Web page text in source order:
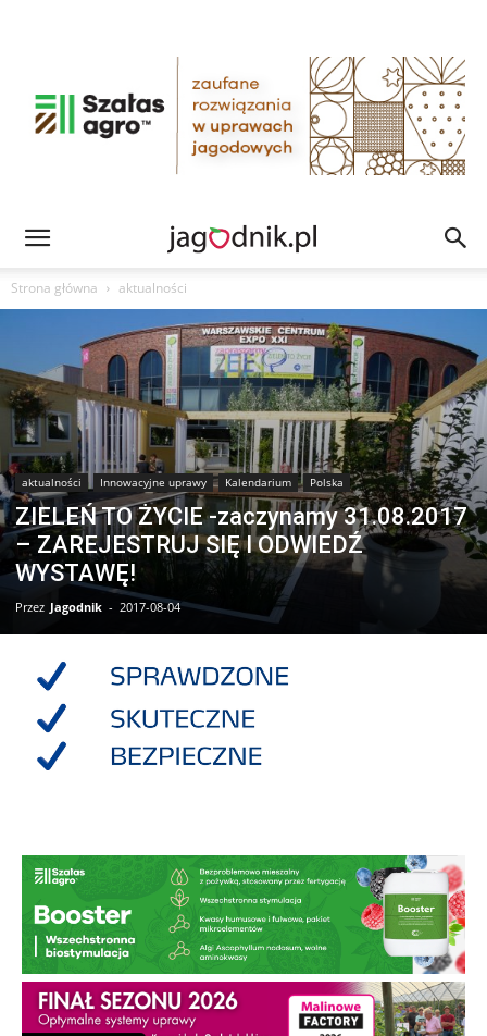
Strona główna aktualności
aktualności Innowacyjne uprawy Kalendarium Polska
ZIELEŃ TO ŻYCIE -zaczynamy 31.08.2017
– ZAREJESTRUJ SIĘ I ODWIEDŹ
WYSTAWĘ!
Przez Jagodnik - 2017-08-04